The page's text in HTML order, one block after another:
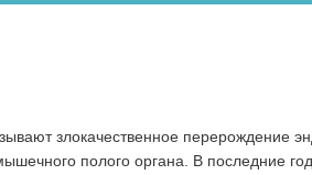
злокачественное перерождение
полого органа. В последние